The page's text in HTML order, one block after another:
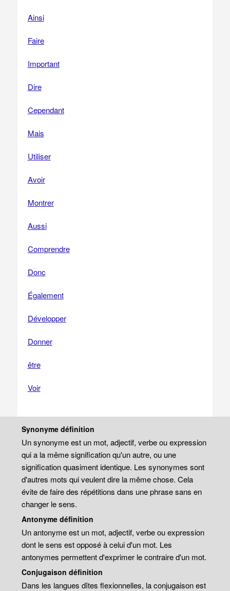
Ainsi
Faire
Important
Dire
Cependant
Mais
Utiliser
Avoir
Montrer
Aussi
Comprendre
Donc
Également
Développer
Donner
être
Voir
Synonyme définition
Un synonyme est un mot, adjectif, verbe ou expression
qui a la même signification qu'un autre, ou une
signification quasiment identique. Les synonymes sont
d'autres mots qui veulent dire la même chose. Cela
évite de faire des répétitions dans une phrase sans en
changer le sens.
Antonyme définition
Un antonyme est un mot, adjectif, verbe ou expression
dont le sens est opposé à celui d'un mot. Les
antonymes permettent d'exprimer le contraire d'un mot.
Conjugaison définition
Dans les langues dîtes flexionnelles, la conjugaison est